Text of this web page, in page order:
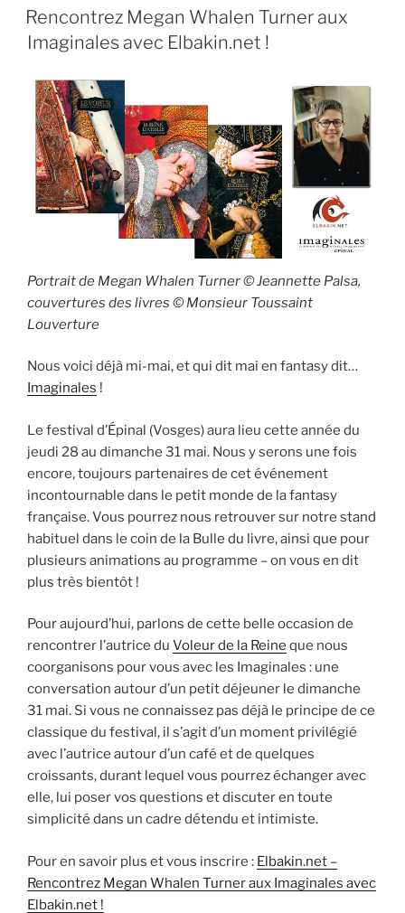
LE
Rencontrez Megan Whalen Turner aux
Imaginales avec Elbakin.net !
Portrait de Megan Whalen Turner © Jeannette Palsa,
couvertures des livres © Monsieur Toussaint
Louverture
Nous voici déjà mi-mai, et qui dit mai en fantasy dit…
Imaginales !
Le festival d’Épinal (Vosges) aura lieu cette année du
jeudi 28 au dimanche 31 mai. Nous y serons une fois
encore, toujours partenaires de cet événement
incontournable dans le petit monde de la fantasy
française. Vous pourrez nous retrouver sur notre stand
habituel dans le coin de la Bulle du livre, ainsi que pour
plusieurs animations au programme – on vous en dit
plus très bientôt !
Pour aujourd’hui, parlons de cette belle occasion de
rencontrer l’autrice du Voleur de la Reine que nous
coorganisons pour vous avec les Imaginales : une
conversation autour d’un petit déjeuner le dimanche
31 mai. Si vous ne connaissez pas déjà le principe de ce
classique du festival, il s’agit d’un moment privilégié
avec l’autrice autour d’un café et de quelques
croissants, durant lequel vous pourrez échanger avec
elle, lui poser vos questions et discuter en toute
simplicité dans un cadre détendu et intimiste.
Pour en savoir plus et vous inscrire : Elbakin.net –
Rencontrez Megan Whalen Turner aux Imaginales avec
Elbakin.net !